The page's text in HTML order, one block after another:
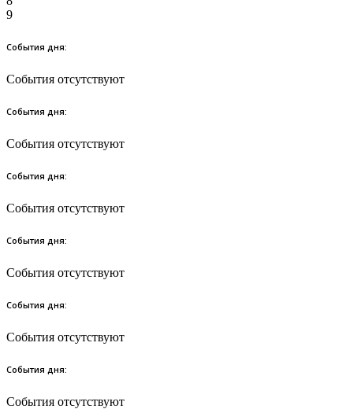
9
События дня:
События отсутствуют
События дня:
События отсутствуют
События дня:
События отсутствуют
События дня:
События отсутствуют
События дня:
События отсутствуют
События дня:
События отсутствуют